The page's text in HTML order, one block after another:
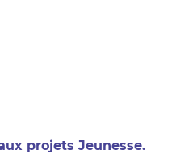
projets Jeunesse.